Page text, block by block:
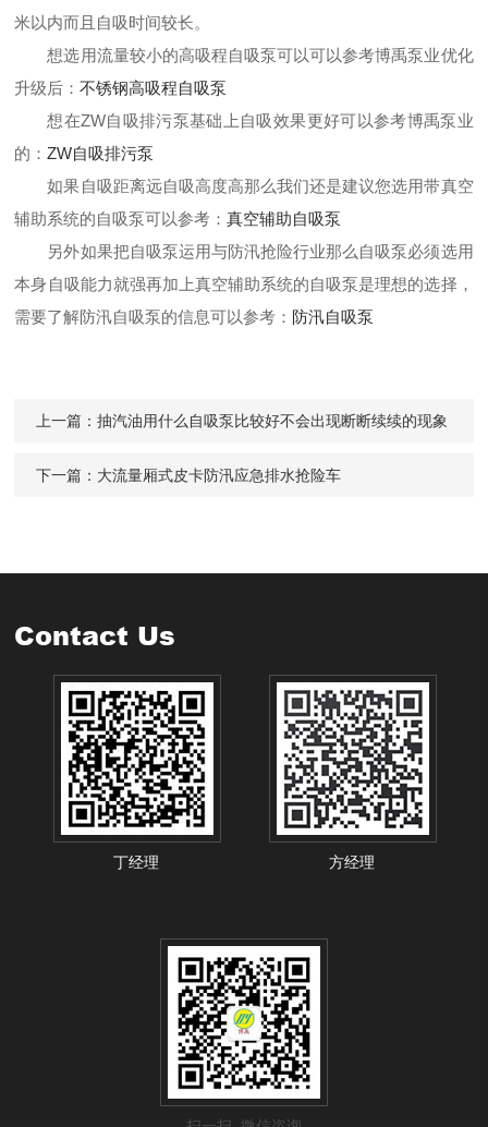
米以内而且自吸时间较长。
想选用流量较小的高吸程自吸泵可以可以参考博禹泵业优化
升级后：不锈钢高吸程自吸泵
想在ZW自吸排污泵基础上自吸效果更好可以参考博禹泵业
的：ZW自吸排污泵
如果自吸距离远自吸高度高那么我们还是建议您选用带真空
辅助系统的自吸泵可以参考：真空辅助自吸泵
另外如果把自吸泵运用与防汛抢险行业那么自吸泵必须选用
本身自吸能力就强再加上真空辅助系统的自吸泵是理想的选择，
需要了解防汛自吸泵的信息可以参考： 防汛自吸泵
上一篇：抽汽油用什么自吸泵比较好不会出现断断续续的现象
下一篇： 大流量厢式皮卡防汛应急排水抢险车
Contact Us
丁经理 方经理